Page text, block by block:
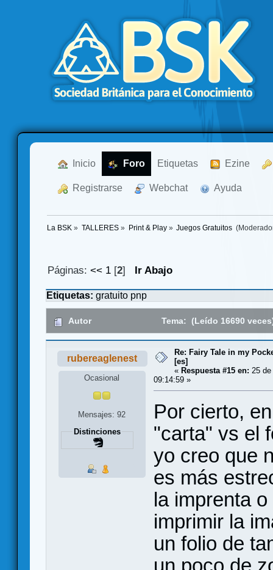
Inicio Foro Etiquetas Ezine
Registrarse Webchat Ayuda
La BSK » TALLERES» Print & Play» Juegos Gratuitos
Páginas:<< 1 [2] Ir Abajo
Etiquetas: gratuito pnp
Autor Tema: (Leído 16690
rubereaglenest
Ocasional
Mensajes: 92
Distinciones
Re: Fairy Tale in my
[es]
« Respuesta #15 en: 25
09:14:59 »
Por cierto,
"carta" vs el
yo creo que
es más
la imprenta
imprimir la
un folio de
un poco de